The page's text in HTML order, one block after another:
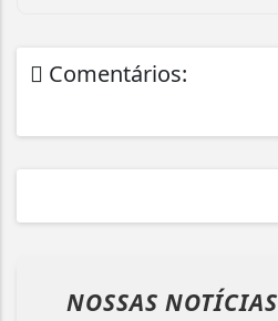
Comentários:
NOSSAS NOTÍCIAS